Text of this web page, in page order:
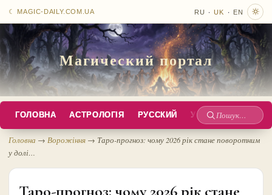
☾ MAGIC-DAILY.COM.UA RU · UK · EN
Магический портал
ГОЛОВНА АСТРОЛОГІЯ РУССКИЙ УКРАЇНСЬКА
Пошук
по
Головна → Ворожіння → Таро-прогноз: чому 2026 рік стане поворотним
у долі…
Таро-прогноз: чому 2026 рік стане